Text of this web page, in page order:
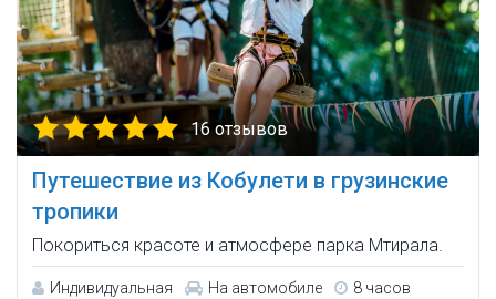
16 отзывов
Путешествие из Кобулети в грузинские
тропики
Покориться красоте и атмосфере парка Мтирала.
Индивидуальная На автомобиле 8 часов